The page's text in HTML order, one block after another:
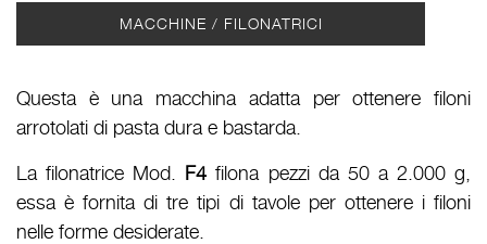
MACCHINE / FILONATRICI
Questa è una macchina adatta per ottenere filoni
arrotolati di pasta dura e bastarda.
La filonatrice Mod. F4 filona pezzi da 50 a 2.000 g,
essa è fornita di tre tipi di tavole per ottenere i filoni
nelle forme desiderate.